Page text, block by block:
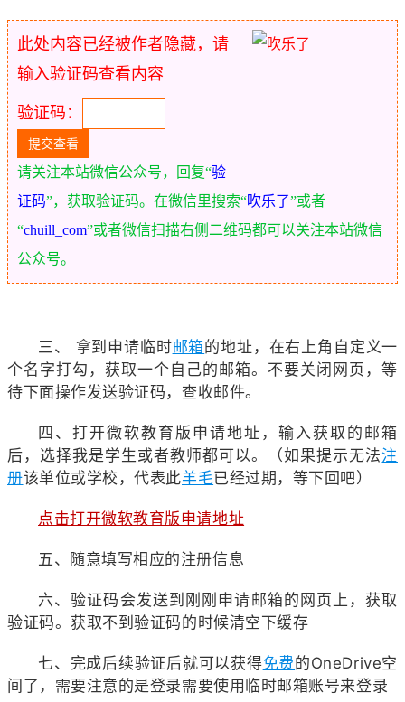
此处内容已经被作者隐藏，请
输入验证码查看内容
验证码：
请关注本站微信公众号，回复“验
证码”，获取验证码。在微信里搜索“吹乐了”或者
“chuill_com”或者微信扫描右侧二维码都可以关注本站微信
公众号。
三、 拿到申请临时邮箱的地址，在右上角自定义一
个名字打勾，获取一个自己的邮箱。不要关闭网页，等
待下面操作发送验证码，查收邮件。
四、打开微软教育版申请地址，输入获取的邮箱
后，选择我是学生或者教师都可以。（如果提示无法注
册该单位或学校，代表此羊毛已经过期，等下回吧）
点击打开微软教育版申请地址
五、随意填写相应的注册信息
六、验证码会发送到刚刚申请邮箱的网页上，获取
验证码。获取不到验证码的时候清空下缓存
七、完成后续验证后就可以获得免费的OneDrive空
间了，需要注意的是登录需要使用临时邮箱账号来登录